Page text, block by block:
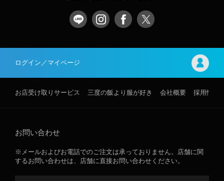
ログイン／マイページ
お店受け取りサービス 三度の飯より服が好き 会社概要 採用情報
お問い合わせ
※メールおよびお電話でのご注文は承っておりません。店舗に関
するお問い合わせは、店舗に直接お問い合わせください。